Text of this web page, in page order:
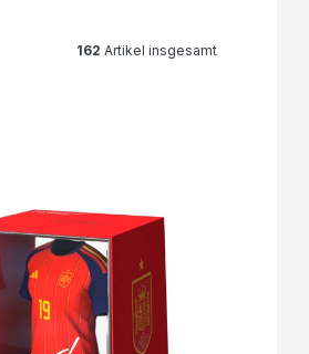
162 Artikel insgesamt